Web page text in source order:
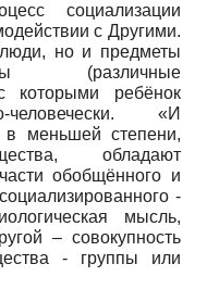
социализации
с Другими.
но и предметы
(различные
которыми ребёнок
«И
меньшей степени,
обладают
обобщённого и
-
мысль,
– совокупность
- группы или